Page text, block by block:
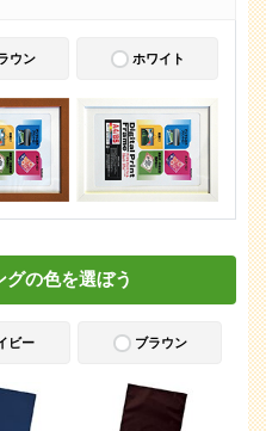
ウン ホワイト
グの色を選ぼう
ビー ブラウン